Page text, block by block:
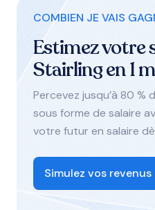
COMBIEN JE VAIS
Estimez votre
Stairling en 1
Percevez jusqu’à 80 %
sous forme de salaire
votre futur en salaire
Simulez vos revenus